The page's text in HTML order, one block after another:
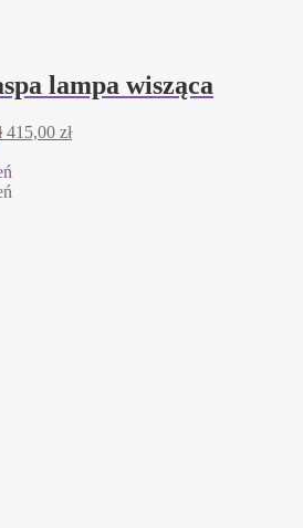
lampa wisząca
Pierwotna
wynosiła:
549,00 zł.
415,00 złAktualna